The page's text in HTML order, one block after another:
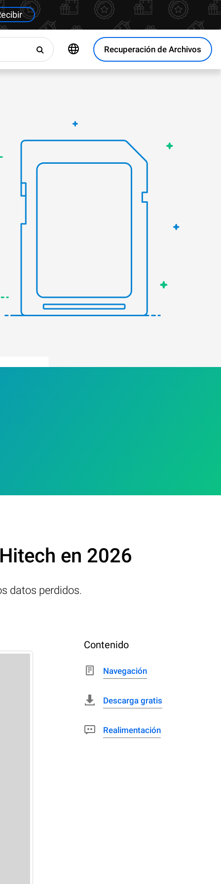
Recuperación de Archivos
en 2026
datos perdidos.
Contenido
Navegación
Descarga gratis
Realimentación